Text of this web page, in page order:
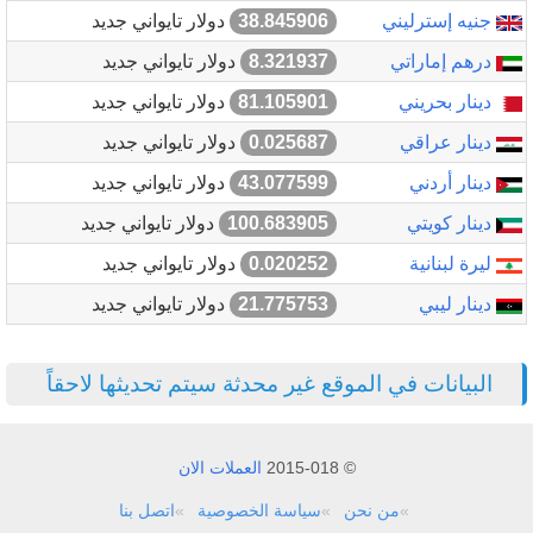
جنيه إسترليني 38.845906
دولار تايواني جديد
درهم إماراتي
8.321937
دولار تايواني جديد
دينار بحريني
81.105901
دولار تايواني جديد
دينار عراقي
0.025687
دولار تايواني جديد
دينار أردني
43.077599
دولار تايواني جديد
دينار كويتي
100.683905
دولار تايواني جديد
ليرة لبنانية
0.020252
دولار تايواني جديد
دينار ليبي
21.775753 دولار تايواني جديد
البيانات في الموقع غير محدثة سيتم تحديثها لاحقاً
© 2015-018 العملات الان
من نحن سياسة الخصوصية
اتصل بنا